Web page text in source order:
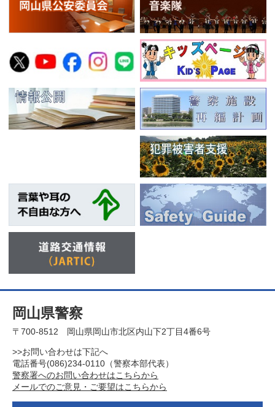
岡山県警察
〒700-8512 岡山県岡山市北区内山下2丁目4番6号
>>お問い合わせは下記へ
電話番号(086)234-0110（警察本部代表）
警察署へのお問い合わせはこちらから
メールでのご意見・ご要望はこちらから